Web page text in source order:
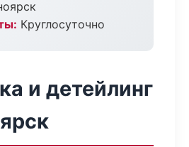
Круглосуточно
и детейлинг